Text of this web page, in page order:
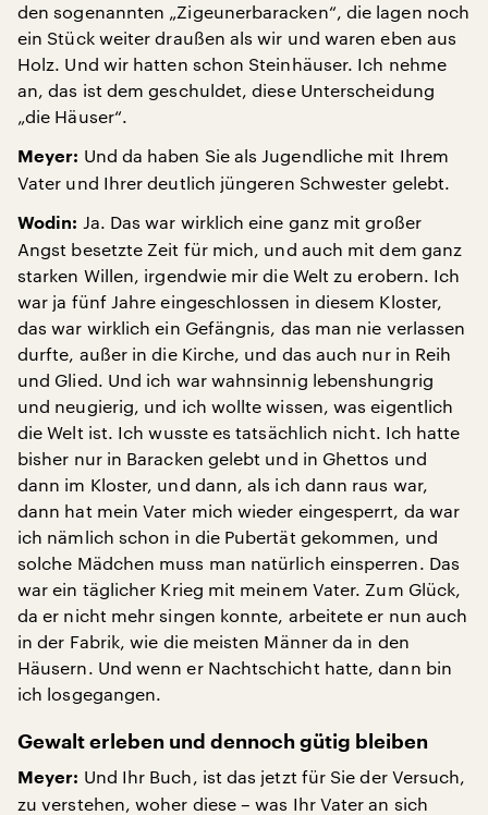
den sogenannten „Zigeunerbaracken“, die lagen noch
ein Stück weiter draußen als wir und waren eben aus
Holz. Und wir hatten schon Steinhäuser. Ich nehme
an, das ist dem geschuldet, diese Unterscheidung
„die Häuser“.
Meyer: Und da haben Sie als Jugendliche mit Ihrem
Vater und Ihrer deutlich jüngeren Schwester gelebt.
Wodin: Ja. Das war wirklich eine ganz mit großer
Angst besetzte Zeit für mich, und auch mit dem ganz
starken Willen, irgendwie mir die Welt zu erobern. Ich
war ja fünf Jahre eingeschlossen in diesem Kloster,
das war wirklich ein Gefängnis, das man nie verlassen
durfte, außer in die Kirche, und das auch nur in Reih
und Glied. Und ich war wahnsinnig lebenshungrig
und neugierig, und ich wollte wissen, was eigentlich
die Welt ist. Ich wusste es tatsächlich nicht. Ich hatte
bisher nur in Baracken gelebt und in Ghettos und
dann im Kloster, und dann, als ich dann raus war,
dann hat mein Vater mich wieder eingesperrt, da war
ich nämlich schon in die Pubertät gekommen, und
solche Mädchen muss man natürlich einsperren. Das
war ein täglicher Krieg mit meinem Vater. Zum Glück,
da er nicht mehr singen konnte, arbeitete er nun auch
in der Fabrik, wie die meisten Männer da in den
Häusern. Und wenn er Nachtschicht hatte, dann bin
ich losgegangen.
Gewalt erleben und dennoch gütig bleiben
Meyer: Und Ihr Buch, ist das jetzt für Sie der Versuch,
zu verstehen, woher diese – was Ihr Vater an sich